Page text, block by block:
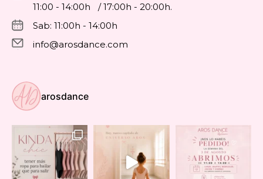
11:00 - 14:00h / 17:00h - 20:00h.
Sab: 11:00h - 14:00h
info@arosdance.com
arosdance